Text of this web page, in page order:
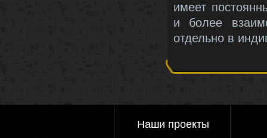
имеет
и более
отдельно в
Наши проекты